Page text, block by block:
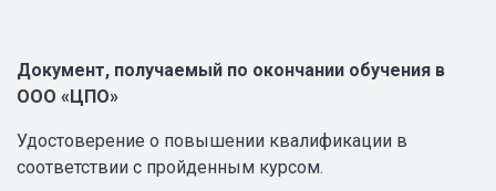
Документ, получаемый по окончании обучения в
ООО «ЦПО»
Удостоверение о повышении квалификации в
соответствии с пройденным курсом.